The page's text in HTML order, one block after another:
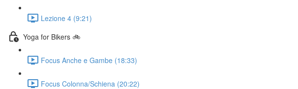
Lezione 4 (9:21)
Yoga for Bikers 🚲
Focus Anche e Gambe (18:33)
Focus Colonna/Schiena (20:22)